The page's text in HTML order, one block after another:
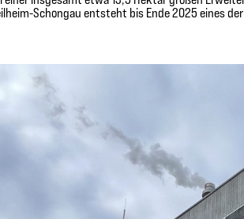
Schongau entsteht bis Ende 2025 eines